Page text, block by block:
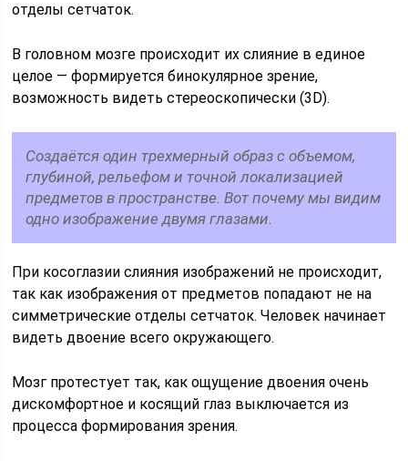
отделы сетчаток.
В головном мозге происходит их слияние в единое
целое — формируется бинокулярное зрение,
возможность видеть стереоскопически (3D).
Создаётся один трехмерный образ с объемом,
глубиной, рельефом и точной локализацией
предметов в пространстве. Вот почему мы видим
одно изображение двумя глазами.
При косоглазии слияния изображений не происходит,
так как изображения от предметов попадают не на
симметрические отделы сетчаток. Человек начинает
видеть двоение всего окружающего.
Мозг протестует так, как ощущение двоения очень
дискомфортное и косящий глаз выключается из
процесса формирования зрения.